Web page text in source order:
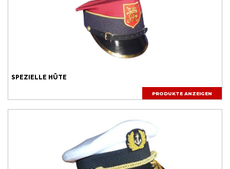
SPEZIELLE HÜTE
PRODUKTE ANZEIGEN